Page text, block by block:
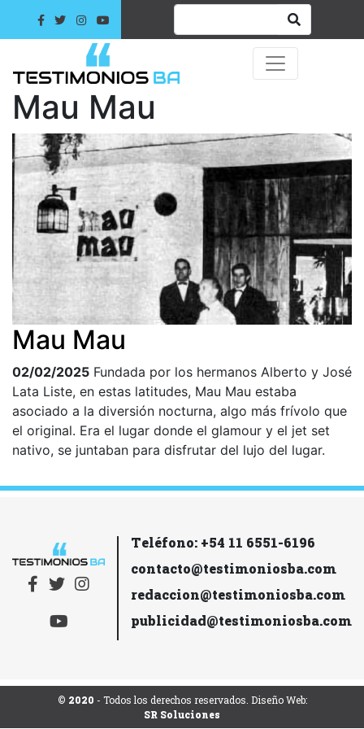
Mau Mau
Mau Mau
02/02/2025 Fundada por los hermanos Alberto y José
Lata Liste, en estas latitudes, Mau Mau estaba
asociado a la diversión nocturna, algo más frívolo que
el original. Era el lugar donde el glamour y el jet set
nativo, se juntaban para disfrutar del lujo del lugar.
Teléfono: +54 11 6551-6196
contacto@testimoniosba.com
redaccion@testimoniosba.com
publicidad@testimoniosba.com
© 2020 - Todos los derechos reservados. Diseño Web:
SR Soluciones